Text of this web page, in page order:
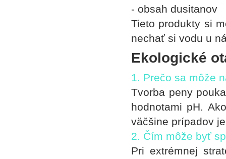
- obsah dusitanov
Tieto produkty si
nechať si vodu u
Ekologické
1. Prečo sa môže
Tvorba peny
hodnotami pH.
väčšine prípadov
2. Čím môže byť
Pri extrémnej